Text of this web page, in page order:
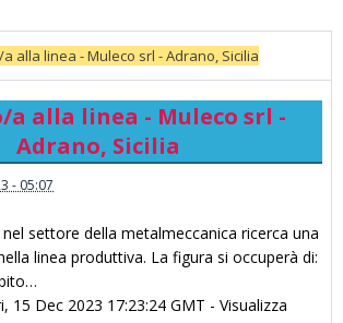
alla linea - Muleco srl - Adrano, Sicilia
alla linea - Muleco srl -
Adrano, Sicilia
- 05:07
settore della metalmeccanica ricerca una
linea produttiva. La figura si occuperà di:
15 Dec 2023 17:23:24 GMT - Visualizza